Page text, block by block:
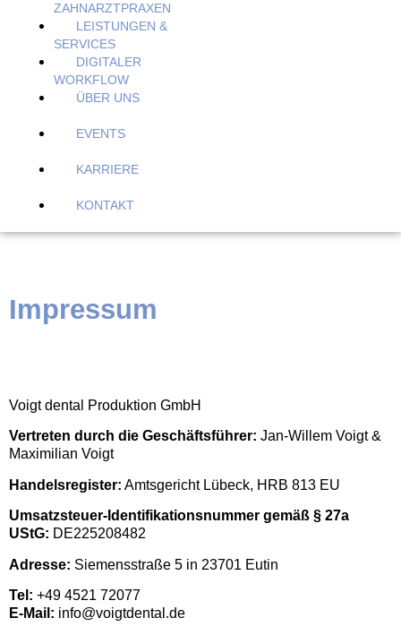
ZAHNARZTPRAXEN
LEISTUNGEN &
SERVICES
DIGITALER
WORKFLOW
ÜBER UNS
EVENTS
KARRIERE
KONTAKT
Impressum
Voigt dental Produktion GmbH
Vertreten durch die Geschäftsführer: Jan-Willem Voigt &
Maximilian Voigt
Handelsregister: Amtsgericht Lübeck, HRB 813 EU
Umsatzsteuer-Identifikationsnummer gemäß § 27a
UStG: DE225208482
Adresse: Siemensstraße 5 in 23701 Eutin
Tel: +49 4521 72077
E-Mail: info@voigtdental.de